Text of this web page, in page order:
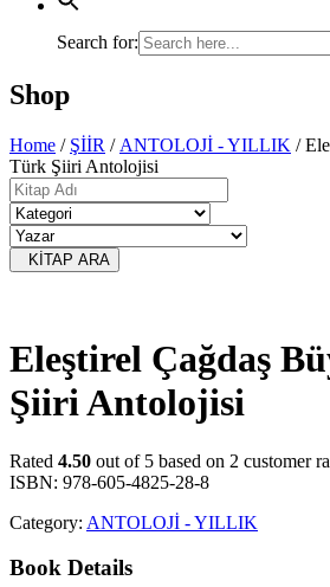
Search for:
Shop
Home / ŞİİR / ANTOLOJİ - YILLIK /
Türk Şiiri Antolojisi
KİTAP ARA
Eleştirel Çağdaş
Şiiri Antolojisi
Rated 4.50 out of 5 based on 2 customer
ISBN: 978-605-4825-28-8
Category: ANTOLOJİ - YILLIK
Book Details